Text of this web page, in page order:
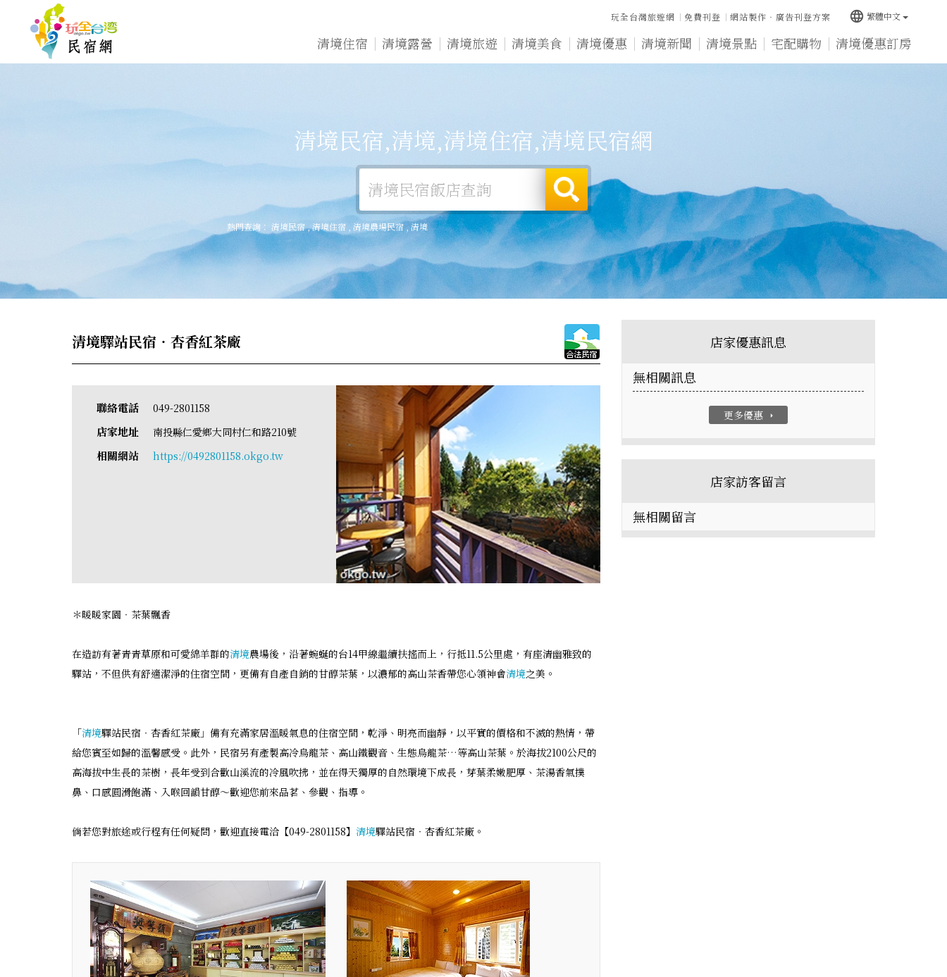
清境住宿 清境露營 清境旅遊 清境美食 清境優惠 清境新聞 清境景點 宅配購物 清境優惠訂房
玩全台灣旅遊網 免費刊登 網站製作‧廣告刊登方案 language 繁體中文
清境民宿,清境,清境住宿,清境民宿網
熱門查詢： 清境民宿,清境住宿 清境農場民宿 清境
清境驛站民宿‧杏香紅茶廠
聯絡電話 049-2801158
店家地址 南投縣仁愛鄉大同村仁和路210號
相關網站 https://0492801158.okgo.tw
＊暖暖家園‧茶葉飄香
在造訪有著青青草原和可愛綿羊群的清境農場後，沿著蜿蜒的台14甲線繼續扶搖而上，行抵11.5公里處，有座清幽雅致的
驛站，不但供有舒適潔淨的住宿空間，更備有自產自銷的甘醇茶葉，以濃郁的高山茶香帶您心領神會清境之美。
「清境驛站民宿‧杏香紅茶廠」備有充滿家居溫暖氣息的住宿空間，乾淨、明亮而幽靜，以平實的價格和不滅的熱情，帶
給您賓至如歸的溫馨感受。此外，民宿另有產製高冷烏龍茶、高山鐵觀音、生態烏龍茶…等高山茶葉。於海拔2100公尺的
高海拔中生長的茶樹，長年受到合歡山溪流的冷風吹拂，並在得天獨厚的自然環境下成長，芽葉柔嫩肥厚、茶湯香氣撲
鼻、口感圓滑飽滿、入喉回韻甘醇～歡迎您前來品茗、參觀、指導。
倘若您對旅途或行程有任何疑問，歡迎直接電洽【049-2801158】 清境驛站民宿‧杏香紅茶廠。
店家優惠訊息
無相關訊息
更多優惠 arrow_right
店家訪客留言
無相關留言